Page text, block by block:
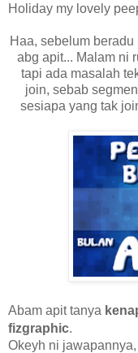
Holiday my lovely
Haa, sebelum
abg apit... Malam ni
tapi ada masalah
join, sebab
sesiapa yang tak
Abam apit tanya
fizgraphic.
Okeyh ni